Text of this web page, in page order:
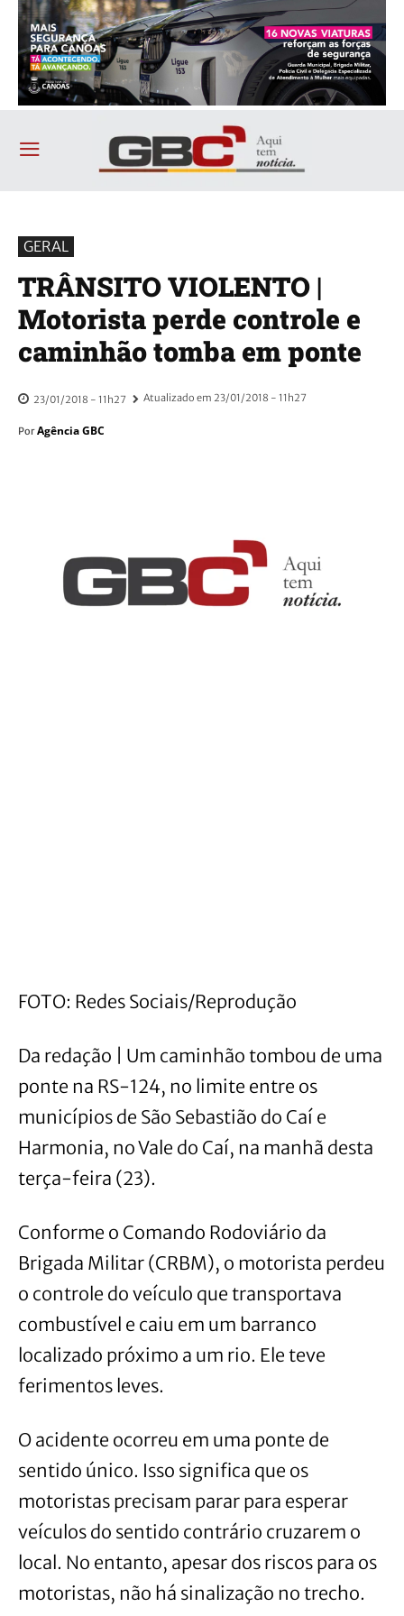
GERAL
TRÂNSITO VIOLENTO |
Motorista perde controle e
caminhão tomba em ponte
23/01/2018 - 11h27 Atualizado em 23/01/2018 - 11h27
Por Agência GBC
FOTO: Redes Sociais/Reprodução
Da redação | Um caminhão tombou de uma
ponte na RS-124, no limite entre os
municípios de São Sebastião do Caí e
Harmonia, no Vale do Caí, na manhã desta
terça-feira (23).
Conforme o Comando Rodoviário da
Brigada Militar (CRBM), o motorista perdeu
o controle do veículo que transportava
combustível e caiu em um barranco
localizado próximo a um rio. Ele teve
ferimentos leves.
O acidente ocorreu em uma ponte de
sentido único. Isso significa que os
motoristas precisam parar para esperar
veículos do sentido contrário cruzarem o
local. No entanto, apesar dos riscos para os
motoristas, não há sinalização no trecho.